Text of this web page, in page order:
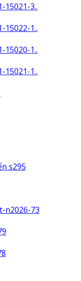
15021-3..
15022-1..
15020-1..
15021-1..
s295
n2026-73